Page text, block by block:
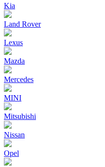
Kia
Land Rover
Lexus
Mazda
Mercedes
MINI
Mitsubishi
Nissan
Opel